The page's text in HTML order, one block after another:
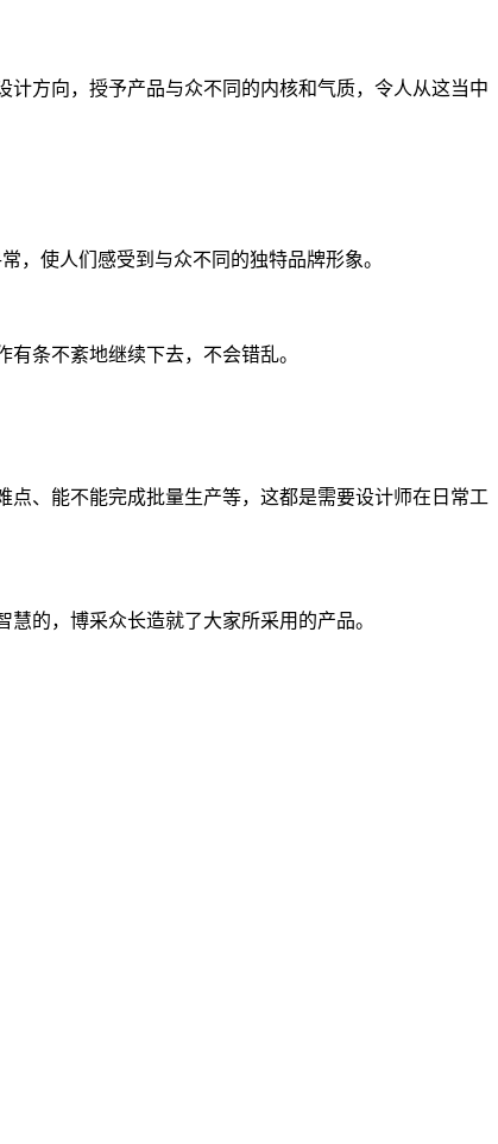
方向，授予产品与众不同的内核和气质，令人从这当中
，使人们感受到与众不同的独特品牌形象。
条不紊地继续下去，不会错乱。
、能不能完成批量生产等，这都是需要设计师在日常工
的，博采众长造就了大家所采用的产品。